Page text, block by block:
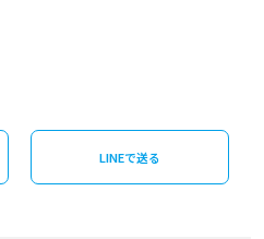
LINEで送る